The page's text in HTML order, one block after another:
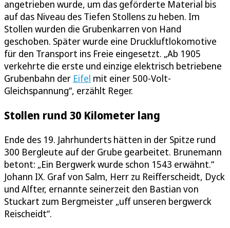
angetrieben wurde, um das geförderte Material bis
auf das Niveau des Tiefen Stollens zu heben. Im
Stollen wurden die Grubenkarren von Hand
geschoben. Später wurde eine Druckluftlokomotive
für den Transport ins Freie eingesetzt. „Ab 1905
verkehrte die erste und einzige elektrisch betriebene
Grubenbahn der Eifel mit einer 500-Volt-
Gleichspannung“, erzählt Reger.
Stollen rund 30 Kilometer lang
Ende des 19. Jahrhunderts hätten in der Spitze rund
300 Bergleute auf der Grube gearbeitet. Brunemann
betont: „Ein Bergwerk wurde schon 1543 erwähnt.“
Johann IX. Graf von Salm, Herr zu Reifferscheidt, Dyck
und Alfter, ernannte seinerzeit den Bastian von
Stuckart zum Bergmeister „uff unseren bergwerck
Reischeidt“.